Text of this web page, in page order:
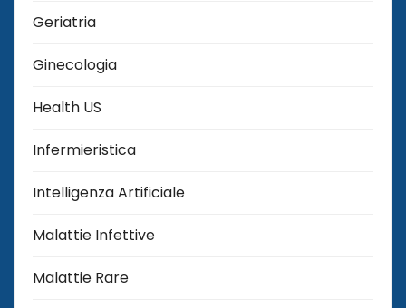
Geriatria
Ginecologia
Health US
Infermieristica
Intelligenza Artificiale
Malattie Infettive
Malattie Rare